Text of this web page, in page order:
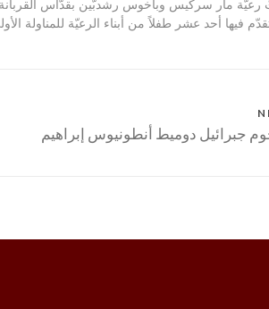
فيها أحد عشر طفلاً من أبناء الرعيّة للمناولة
جبرائيل دوميط أنطونيوس إبراهيم